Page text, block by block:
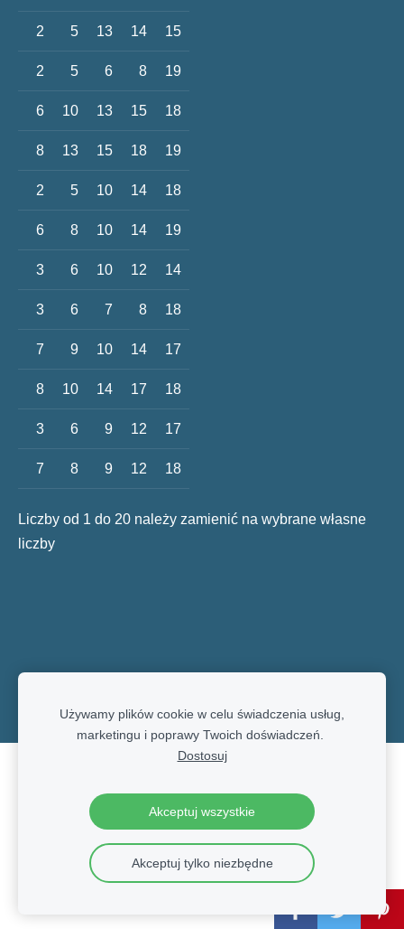
2 5 13 14 15
2 5 6 8 19
6 10 13 15 18
8 13 15 18 19
2 5 10 14 18
6 8 10 14 19
3 6 10 12 14
3 6 7 8 18
7 9 10 14 17
8 10 14 17 18
3 6 9 12 17
7 8 9 12 18
Liczby od 1 do 20 należy zamienić na wybrane własne
liczby
Używamy plików cookie w celu świadczenia usług,
marketingu i poprawy Twoich doświadczeń.
Dostosuj
Akceptuj wszystkie
Akceptuj tylko niezbędne